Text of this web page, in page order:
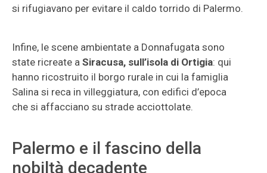
si rifugiavano per evitare il caldo torrido di Palermo.
Infine, le scene ambientate a Donnafugata sono
state ricreate a Siracusa, sull’isola di Ortigia: qui
hanno ricostruito il borgo rurale in cui la famiglia
Salina si reca in villeggiatura, con edifici d’epoca
che si affacciano su strade acciottolate.
Palermo e il fascino della
nobiltà decadente